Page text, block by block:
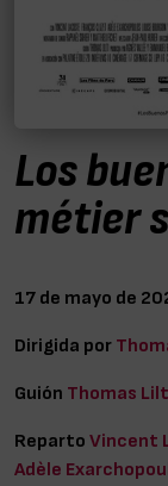
Los
métier
17 de mayo de
Dirigida por
Guión Thomas
Reparto Vincent
Adèle